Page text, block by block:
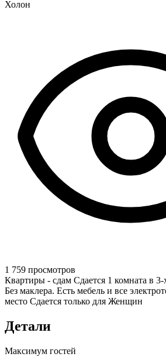
Холон
1 759 просмотров
Квартиры - сдам Сдается 1 комната в
Без маклера. Есть мебель и все
место Сдается только для Женщин
Детали
Максимум гостей